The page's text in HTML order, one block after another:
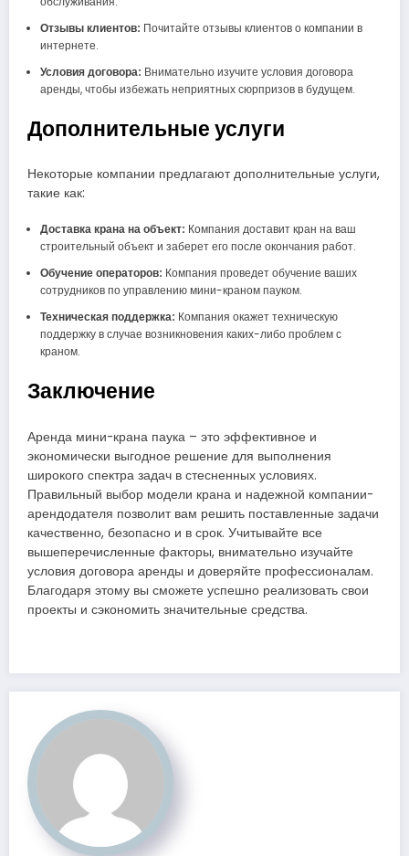
Отзывы клиентов: Почитайте отзывы клиентов о компании в
интернете.
Условия договора: Внимательно изучите условия договора
аренды, чтобы избежать неприятных сюрпризов в будущем.
Дополнительные услуги
Некоторые компании предлагают дополнительные услуги,
такие как:
Доставка крана на объект: Компания доставит кран на ваш
строительный объект и заберет его после окончания работ.
Обучение операторов: Компания проведет обучение ваших
сотрудников по управлению мини-краном пауком.
Техническая поддержка: Компания окажет техническую
поддержку в случае возникновения каких-либо проблем с
краном.
Заключение
Аренда мини-крана паука – это эффективное и
экономически выгодное решение для выполнения
широкого спектра задач в стесненных условиях.
Правильный выбор модели крана и надежной компании-
арендодателя позволит вам решить поставленные задачи
качественно, безопасно и в срок. Учитывайте все
вышеперечисленные факторы, внимательно изучайте
условия договора аренды и доверяйте профессионалам.
Благодаря этому вы сможете успешно реализовать свои
проекты и сэкономить значительные средства.